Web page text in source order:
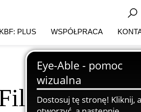
PLUS WSPÓŁPRACA